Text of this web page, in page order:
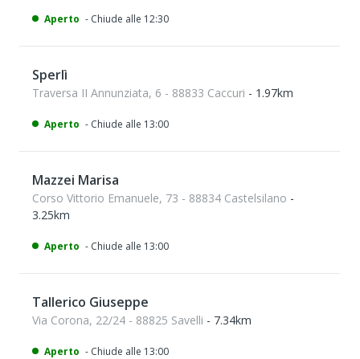
Aperto - Chiude alle 12:30
Sperlì
Traversa II Annunziata, 6 - 88833 Caccuri - 1.97km
Aperto - Chiude alle 13:00
Mazzei Marisa
Corso Vittorio Emanuele, 73 - 88834 Castelsilano -
3.25km
Aperto - Chiude alle 13:00
Tallerico Giuseppe
Via Corona, 22/24 - 88825 Savelli - 7.34km
Aperto - Chiude alle 13:00